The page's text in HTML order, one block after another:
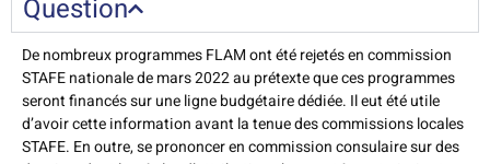
Question
De nombreux programmes FLAM ont été rejetés en commission
STAFE nationale de mars 2022 au prétexte que ces programmes
seront financés sur une ligne budgétaire dédiée. Il eut été utile
d’avoir cette information avant la tenue des commissions locales
STAFE. En outre, se prononcer en commission consulaire sur des